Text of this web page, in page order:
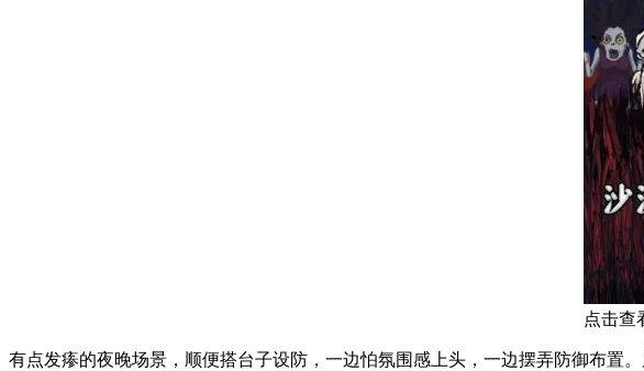
点击查
有点发瘆的夜晚场景，顺便搭台子设防，一边怕氛围感上头，一边摆弄防御布置